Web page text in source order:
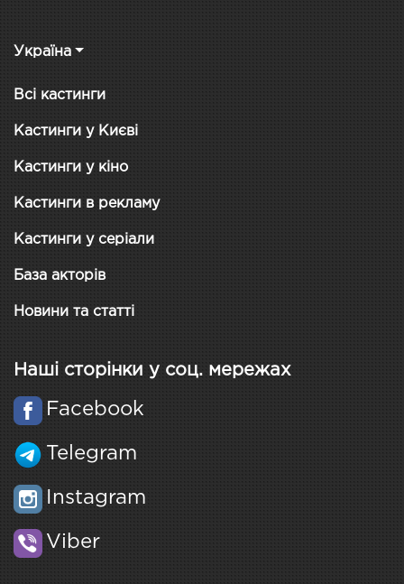
Україна
Всі кастинги
Кастинги у Києві
Кастинги у кіно
Кастинги в рекламу
Кастинги у серіали
База акторів
Новини та статті
Наші сторінки у соц. мережах
Facebook
Telegram
Instagram
Viber